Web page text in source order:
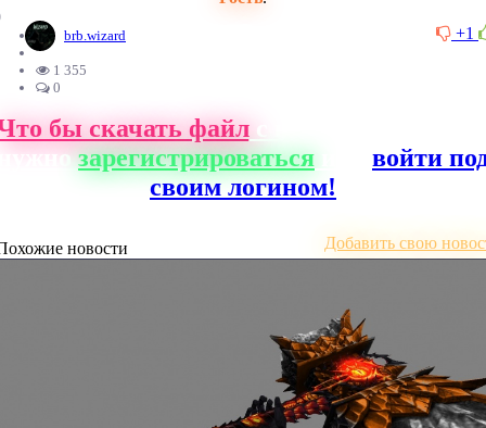
+1
brb.wizard
1 355
0
бы скачать файлс нашего сайта,
зарегистрироваться
войти
своим логином!
новости Добавить свою